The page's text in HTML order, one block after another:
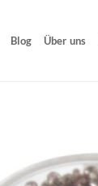
Blog Über uns